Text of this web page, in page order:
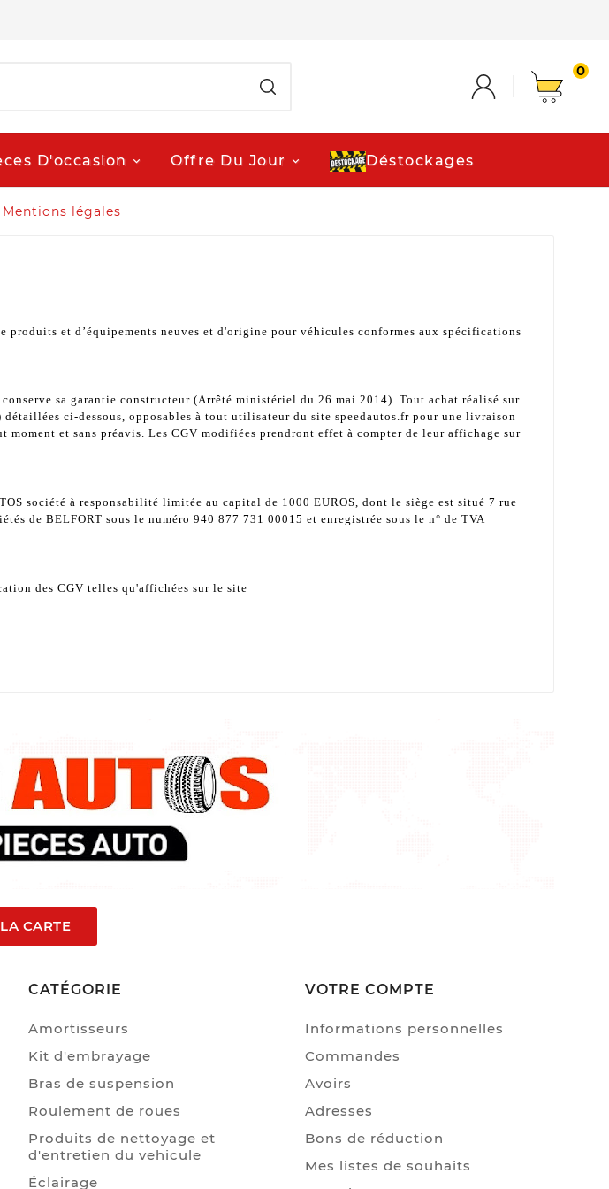
0
D'occasion Offre Du Jour Déstockages
Mentions légales
produits et d’équipements neuves et d'origine pour véhicules conformes aux spécifications
sa garantie constructeur (Arrêté ministériel du 26 mai 2014). Tout achat réalisé sur
ci-dessous, opposables à tout utilisateur du site speedautos.fr pour une livraison
et sans préavis. Les CGV modifiées prendront effet à compter de leur affichage sur
société à responsabilité limitée au capital de 1000 EUROS, dont le siège est situé 7 rue
de BELFORT sous le numéro 940 877 731 00015 et enregistrée sous le n° de TVA
des CGV telles qu'affichées sur le site
CARTE
CATÉGORIE
Amortisseurs
Kit d'embrayage
Bras de suspension
Roulement de roues
Produits de nettoyage et
d'entretien du vehicule
Éclairage
VOTRE COMPTE
Informations personnelles
Commandes
Avoirs
Adresses
Bons de réduction
Mes listes de souhaits